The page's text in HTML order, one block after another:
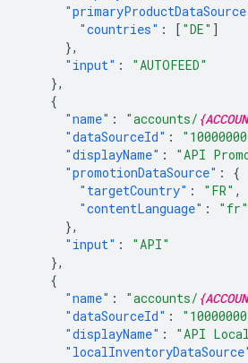
"countries" : [ "DE" ]
},
"input" :
"AUTOFEED"
},
{
"name" : "accounts/
"dataSourceId" :
"displayName" : "API
"promotionDataSource" :
{
"targetCountry" : "FR" ,
"contentLanguage" :
"fr"
},
"input" :
"API"
},
{
"name" : "accounts/
"dataSourceId" :
"displayName" :
"API